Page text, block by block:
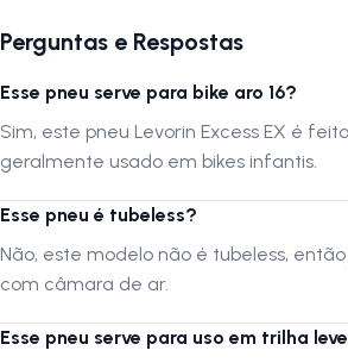
montagem em uma oficina especializada.
ALOJA NA PISTAnão se responsabiliza por
transporte inadequado ou ajustes não
Verifique sempre as dimensões e
Siga-nos no Instagram:@lojanapista
Perguntas e Respostas
Esse pneu serve para bike aro 16?
Sim, este pneu Levorin Excess EX é
geralmente usado em bikes infantis.
Esse pneu é tubeless?
Não, este modelo não é tubeless,
com câmara de ar.
Esse pneu serve para uso em trilha